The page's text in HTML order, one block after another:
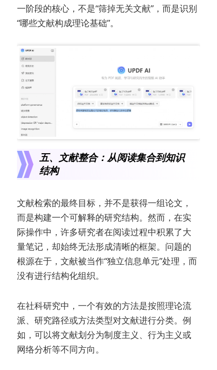
一阶段的核心，不是“筛掉无关文献”，而是识别
“哪些文献构成理论基础”。
五、文献整合：从阅读集合到知识
结构
文献检索的最终目标，并不是获得一组论文，
而是构建一个可解释的研究结构。然而，在实
际操作中，许多研究者在阅读过程中积累了大
量笔记，却始终无法形成清晰的框架。问题的
根源在于，文献被当作“独立信息单元”处理，而
没有进行结构化组织。
在社科研究中，一个有效的方法是按照理论流
派、研究路径或方法类型对文献进行分类。例
如，可以将文献划分为制度主义、行为主义或
网络分析等不同方向。